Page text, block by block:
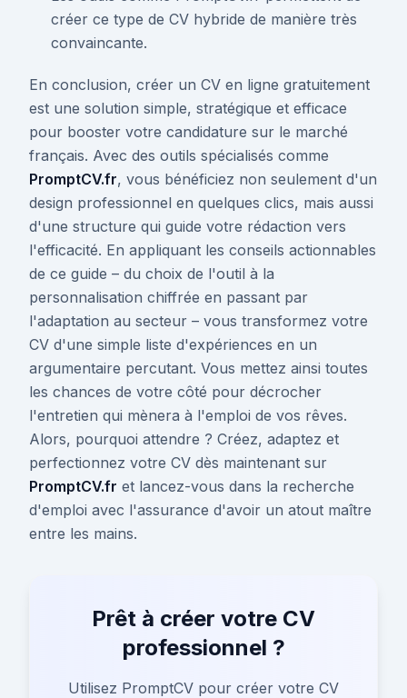
créer ce type de CV hybride de manière très
convaincante.
En conclusion, créer un CV en ligne gratuitement
est une solution simple, stratégique et efficace
pour booster votre candidature sur le marché
français. Avec des outils spécialisés comme
PromptCV.fr, vous bénéficiez non seulement d'un
design professionnel en quelques clics, mais aussi
d'une structure qui guide votre rédaction vers
l'efficacité. En appliquant les conseils actionnables
de ce guide – du choix de l'outil à la
personnalisation chiffrée en passant par
l'adaptation au secteur – vous transformez votre
CV d'une simple liste d'expériences en un
argumentaire percutant. Vous mettez ainsi toutes
les chances de votre côté pour décrocher
l'entretien qui mènera à l'emploi de vos rêves.
Alors, pourquoi attendre ? Créez, adaptez et
perfectionnez votre CV dès maintenant sur
PromptCV.fr et lancez-vous dans la recherche
d'emploi avec l'assurance d'avoir un atout maître
entre les mains.
Prêt à créer votre CV
professionnel ?
Utilisez PromptCV pour créer votre CV